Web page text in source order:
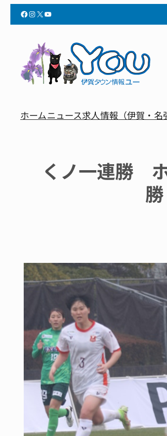
Facebook InstagramX YouTube
ホームニュース求人情報（伊賀・名
くノ一連勝